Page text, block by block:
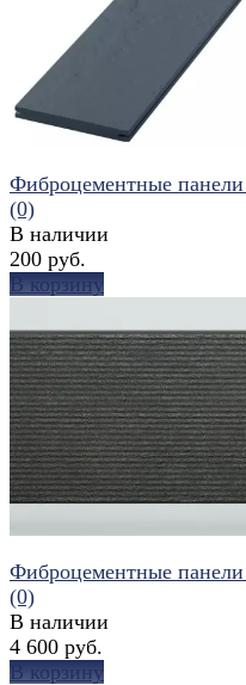
избранное сравнить
избранное сравнить
Фиброцементные
(0)
В наличии
200 руб.
В корзину
Фиброцементные
(0)
В наличии
4 600 руб.
В корзину